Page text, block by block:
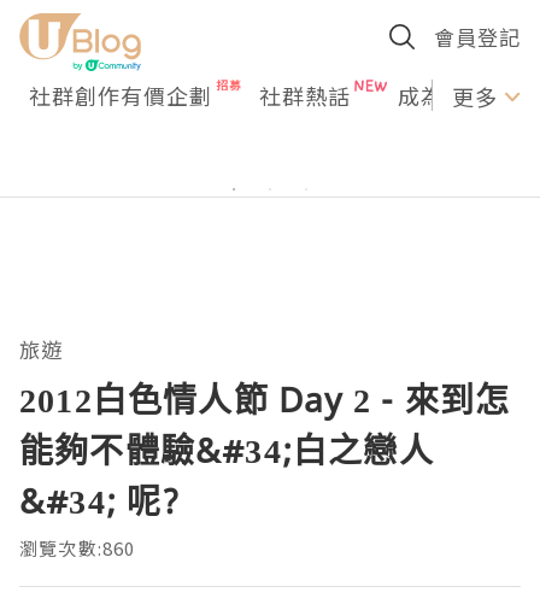
會員登記
社群創作有價企劃 社群熱話 成為U更多
旅遊
2012白色情人節 Day 2 - 來到怎
能夠不體驗&#34;白之戀人
&#34; 呢?
瀏覽次數:860